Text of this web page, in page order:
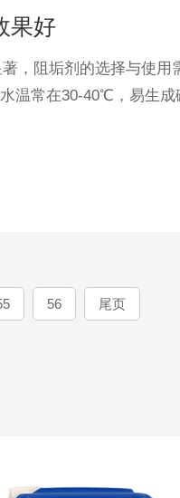
果好
，阻垢剂的选择与使
温常在30-40℃，易生
56 尾页